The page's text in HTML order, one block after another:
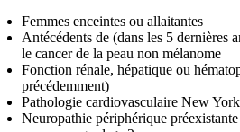
Femmes enceintes ou allaitantes
Antécédents de (dans les 5 dernières
le cancer de la peau non mélanome
Fonction rénale, hépatique ou
précédemment)
Pathologie cardiovasculaire New
Neuropathie périphérique